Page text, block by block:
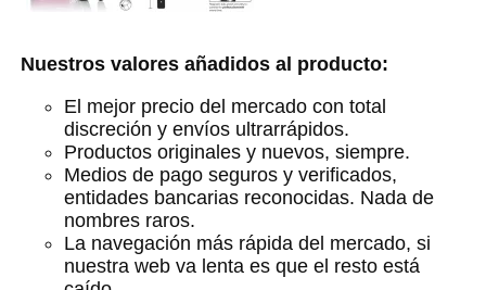
Nuestros valores añadidos al producto:
El mejor precio del mercado con total
discreción y envíos ultrarrápidos.
Productos originales y nuevos, siempre.
Medios de pago seguros y verificados,
entidades bancarias reconocidas. Nada de
nombres raros.
La navegación más rápida del mercado, si
nuestra web va lenta es que el resto está